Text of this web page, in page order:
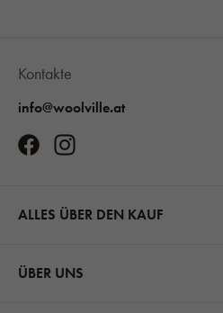
Kontakte
info@woolville.at
ALLES ÜBER DEN KAUF
ÜBER UNS